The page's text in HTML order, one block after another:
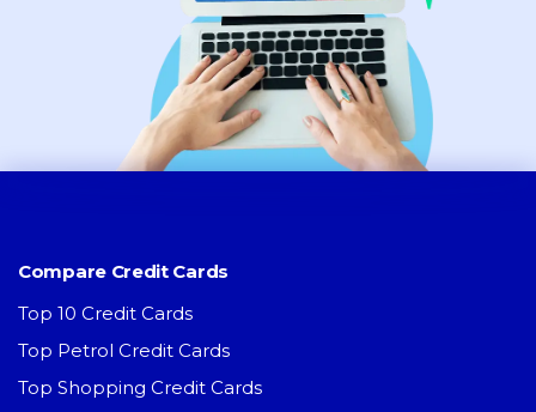
Compare Credit Cards
Top 10 Credit Cards
Top Petrol Credit Cards
Top Shopping Credit Cards